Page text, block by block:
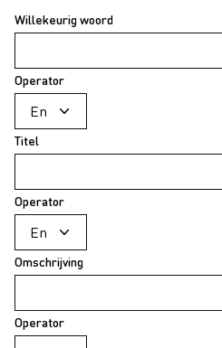
Willekeurig woord
Operator
Titel
Operator
Omschrijving
Operator